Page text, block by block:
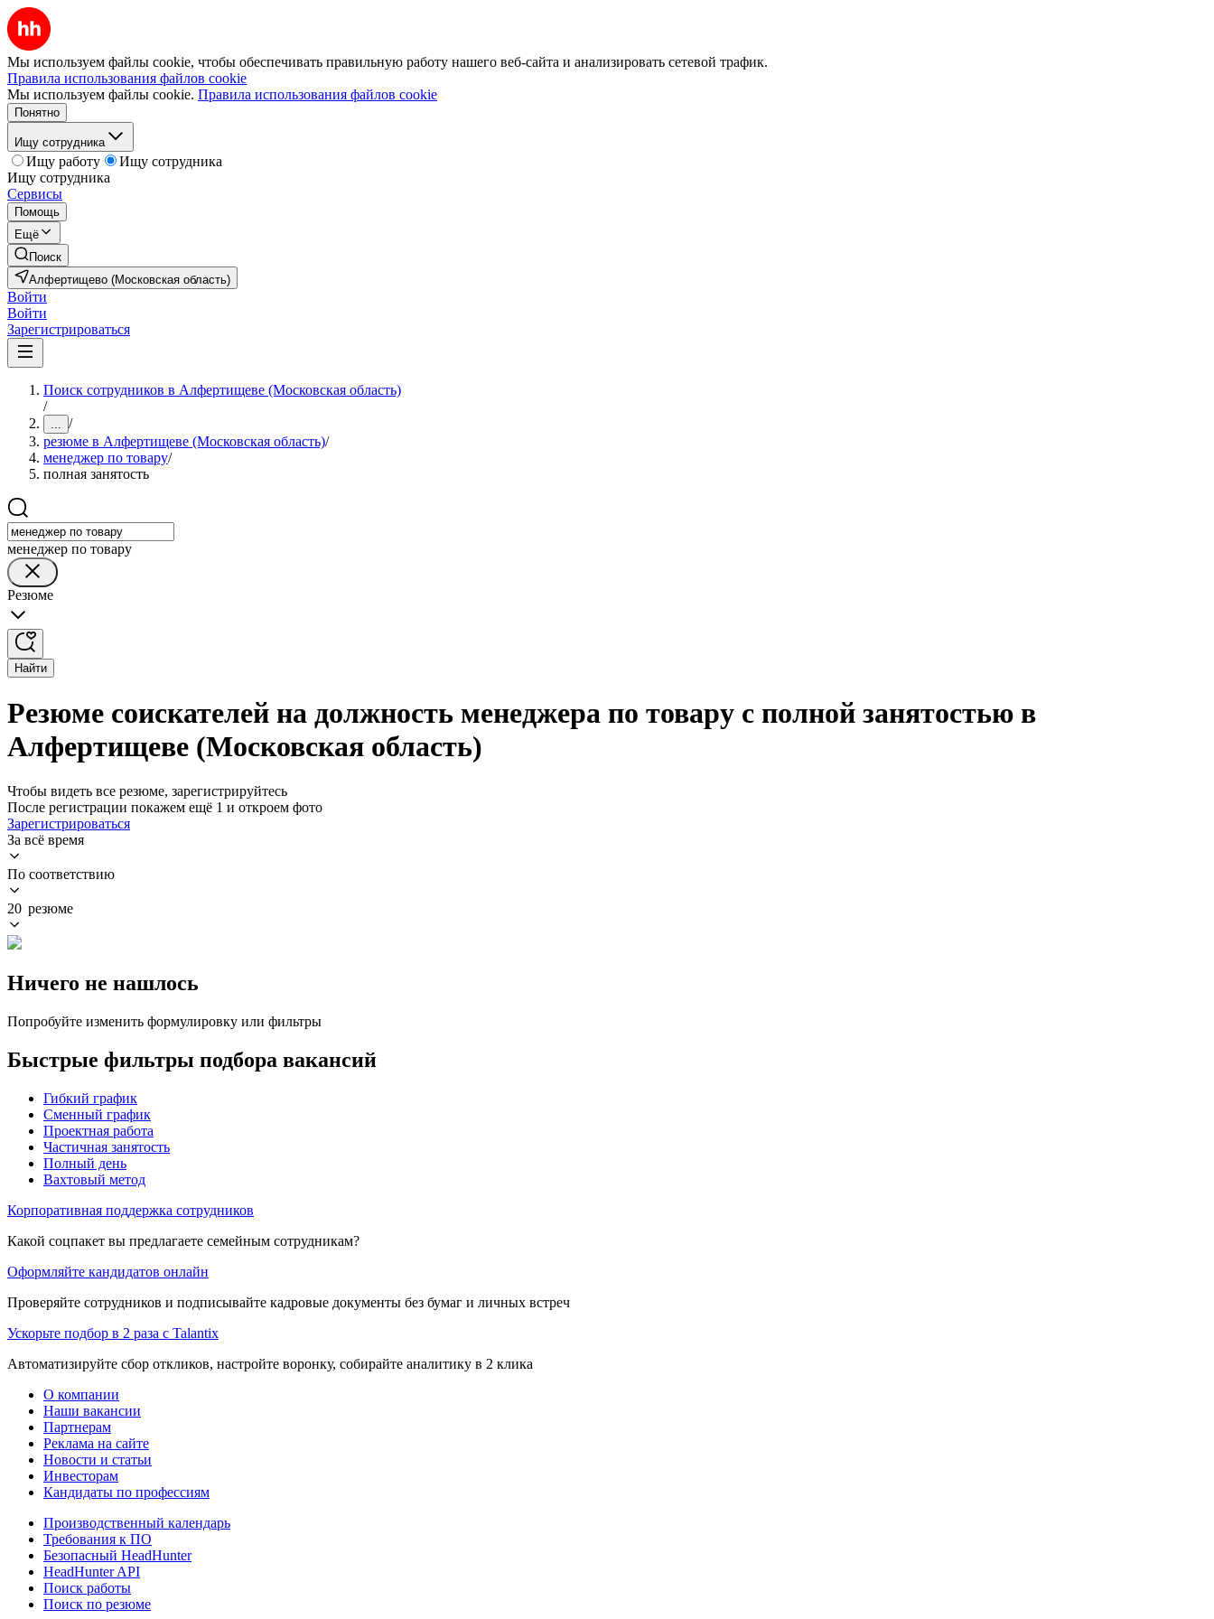
Мы используем файлы cookie, чтобы обеспечивать правильную работу нашего веб-сайта и анализировать сетевой трафик.
Правила использования файлов cookie
Мы используем файлы cookie. Правила использования файлов cookie
Понятно
Ищу сотрудника
Ищу работу
Ищу сотрудника
Ищу сотрудника
Сервисы
Помощь
Ещё
Поиск
Алфертищево (Московская область)
Войти
Войти
Зарегистрироваться
Поиск сотрудников в Алфертищеве (Московская область)
/
... /
резюме в Алфертищеве (Московская область)/
менеджер по товару/
полная занятость
менеджер по товару
Резюме
Найти
Резюме соискателей на должность менеджера по товару с полной занятостью в
Алфертищеве (Московская область)
Чтобы видеть все резюме, зарегистрируйтесь
После регистрации покажем ещё 1 и откроем фото
Зарегистрироваться
За всё время
По соответствию
20 резюме
Ничего не нашлось
Попробуйте изменить формулировку или фильтры
Быстрые фильтры подбора вакансий
Гибкий график
Сменный график
Проектная работа
Частичная занятость
Полный день
Вахтовый метод
Корпоративная поддержка сотрудников
Какой соцпакет вы предлагаете семейным сотрудникам?
Оформляйте кандидатов онлайн
Проверяйте сотрудников и подписывайте кадровые документы без бумаг и личных встреч
Ускорьте подбор в 2 раза с Talantix
Автоматизируйте сбор откликов, настройте воронку, собирайте аналитику в 2 клика
О компании
Наши вакансии
Партнерам
Реклама на сайте
Новости и статьи
Инвесторам
Кандидаты по профессиям
Производственный календарь
Требования к ПО
Безопасный HeadHunter
HeadHunter API
Поиск работы
Поиск по резюме